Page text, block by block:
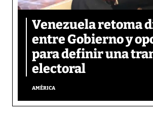
Venezuela retoma
entre Gobierno y
para definir una
electoral
AMÉRICA